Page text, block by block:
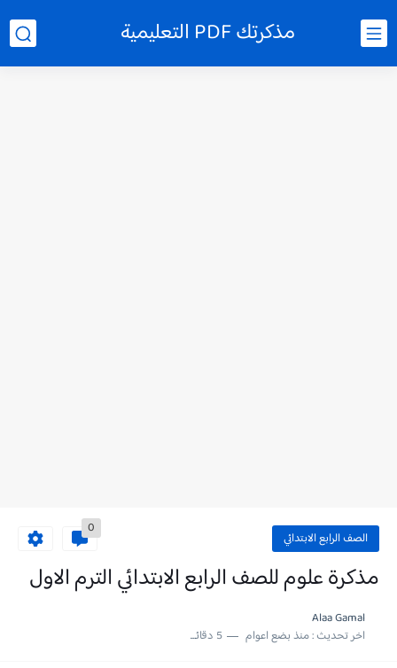
مذكرتك PDF التعليمية
الصف الرابع الابتدائي
0
مذكرة علوم للصف الرابع الابتدائي الترم الاول
Alaa Gamal
اخر تحديث :منذ بضع اعوام 5 دقائق للقراءة